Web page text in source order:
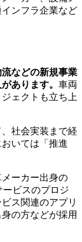
ンフラ企業など
などの新規事業
あります。 車両
ェクトも立ち上
社会実装まで経
いては「推進
ーカー出身の
ービスのプロジ
ス関連のアプリ
の方などが採用